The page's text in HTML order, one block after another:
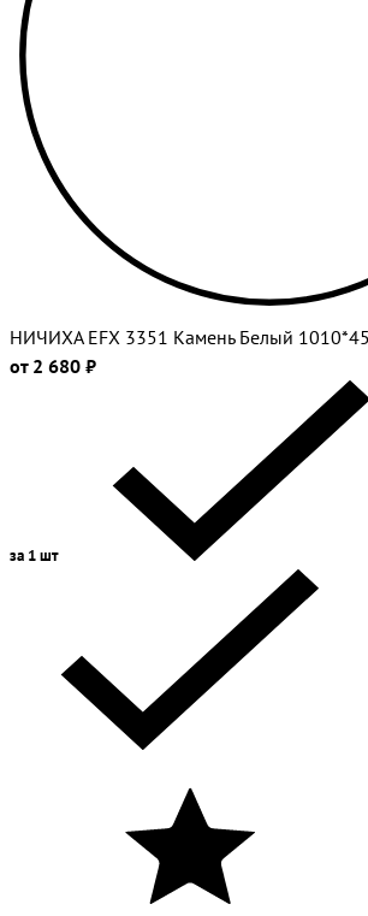
НИЧИХА EFX 3351 Камень Белый
от 2 680 ₽
за 1 шт